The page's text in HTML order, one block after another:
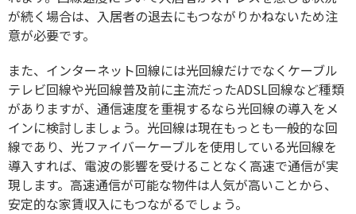
が続く場合は、入居者の退去にもつながりかねないため注
意が必要です。
また、インターネット回線には光回線だけでなくケーブル
テレビ回線や光回線普及前に主流だったADSL回線など種類
がありますが、通信速度を重視するなら光回線の導入をメ
インに検討しましょう。光回線は現在もっとも一般的な回
線であり、光ファイバーケーブルを使用している光回線を
導入すれば、電波の影響を受けることなく高速で通信が実
現します。高速通信が可能な物件は人気が高いことから、
安定的な家賃収入にもつながるでしょう。